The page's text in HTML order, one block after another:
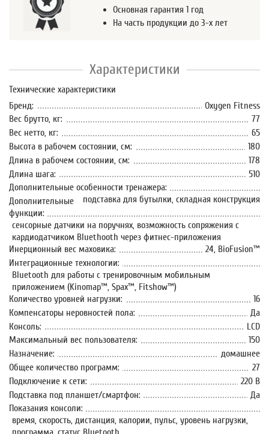
Основная гарантия 1 год
На часть продукции до 3-х лет
Характеристики
Технические характеристики
Бренд:
Oxygen Fitness
Вес брутто, кг:
77
Вес нетто, кг:
65
Высота в рабочем состоянии, см:
180
Длина в рабочем состоянии, см:
178
Длина шага:
510
Дополнительные особенности тренажера:
подставка для бутылки, складная конструкция
Дополнительные
функции:
сенсорные датчики на поручнях, возможность сопряжения с
кардиодатчиком Bluethooth через фитнес-приложения
Инерционный вес маховика:
24, BioFusion™
Интеграционные технологии:
Bluetooth для работы с тренировочным мобильным
приложением (Kinomap™, Spax™, Fitshow™)
Количество уровней нагрузки:
16
Компенсаторы неровностей пола:
Да
Консоль:
LCD
Максимальный вес пользователя:
150
Назначение:
домашнее
Общее количество программ:
27
Подключение к сети:
220 В
Подставка под планшет/смартфон:
Да
Показания консоли:
время, скорость, дистанция, калории, пульс, уровень нагрузки,